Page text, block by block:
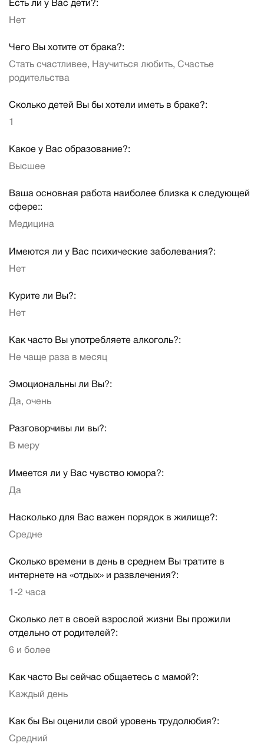
Есть ли у Вас дети?:
Нет
Чего Вы хотите от брака?:
Стать счастливее, Научиться любить, Счастье
родительства
Сколько детей Вы бы хотели иметь в браке?:
1
Какое у Вас образование?:
Высшее
Ваша основная работа наиболее близка к следующей
сфере::
Медицина
Имеются ли у Вас психические заболевания?:
Нет
Курите ли Вы?:
Нет
Как часто Вы употребляете алкоголь?:
Не чаще раза в месяц
Эмоциональны ли Вы?:
Да, очень
Разговорчивы ли вы?:
В меру
Имеется ли у Вас чувство юмора?:
Да
Насколько для Вас важен порядок в жилище?:
Средне
Сколько времени в день в среднем Вы тратите в
интернете на «отдых» и развлечения?:
1-2 часа
Сколько лет в своей взрослой жизни Вы прожили
отдельно от родителей?:
6 и более
Как часто Вы сейчас общаетесь с мамой?:
Каждый день
Как бы Вы оценили свой уровень трудолюбия?:
Средний